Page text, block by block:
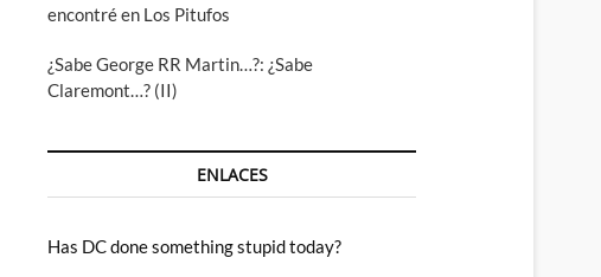
encontré en Los Pitufos
¿Sabe George RR Martin…?: ¿Sabe
Claremont…? (II)
ENLACES
Has DC done something stupid today?